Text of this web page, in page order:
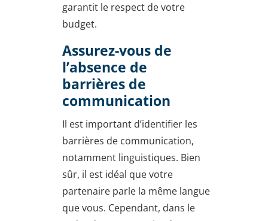
garantit le respect de votre
budget.
Assurez-vous de
l’absence de
barrières de
communication
Il est important d’identifier les
barrières de communication,
notamment linguistiques. Bien
sûr, il est idéal que votre
partenaire parle la même langue
que vous. Cependant, dans le